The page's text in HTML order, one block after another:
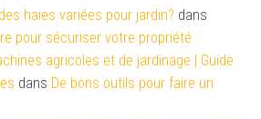
haies variées pour jardin? dans
pour sécuriser votre propriété
agricoles et de jardinage | Guide
dans De bons outils pour faire un